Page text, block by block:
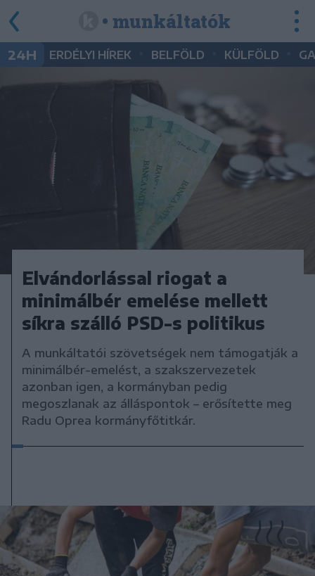
• munkáltatók
24H ERDÉLYI HÍREK BELFÖLD KÜLFÖLD
Elvándorlással riogat a
minimálbér emelése mellett
síkra szálló PSD-s politikus
A munkáltatói szövetségek nem támogatják a
minimálbér-emelést, a szakszervezetek
azonban igen, a kormányban pedig
megoszlanak az álláspontok – erősítette meg
Radu Oprea kormányfőtitkár.